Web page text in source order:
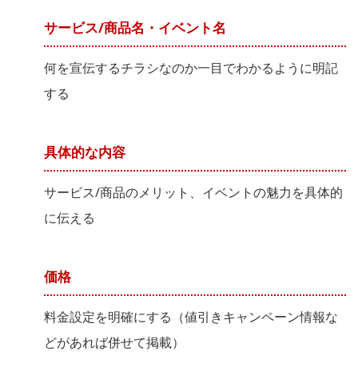
サービス/商品名・イベント名
何を宣伝するチラシなのか一目でわかるように明記
する
具体的な内容
サービス/商品のメリット、イベントの魅力を具体的
に伝える
価格
料金設定を明確にする（値引きキャンペーン情報な
どがあれば併せて掲載）